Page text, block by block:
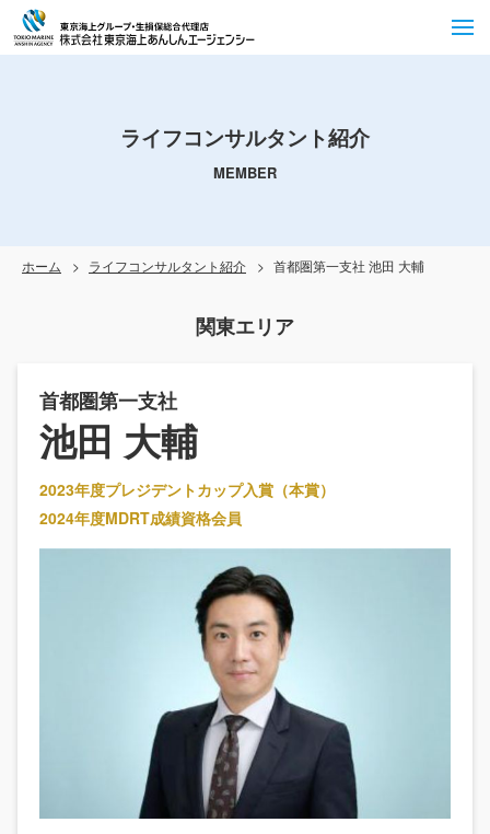
ライフコンサルタント紹介
MEMBER
ホーム ライフコンサルタント紹介 首都圏第一支社 池田 大輔
関東エリア
首都圏第一支社
池田 大輔
2023年度プレジデントカップ入賞（本賞）
2024年度MDRT成績資格会員